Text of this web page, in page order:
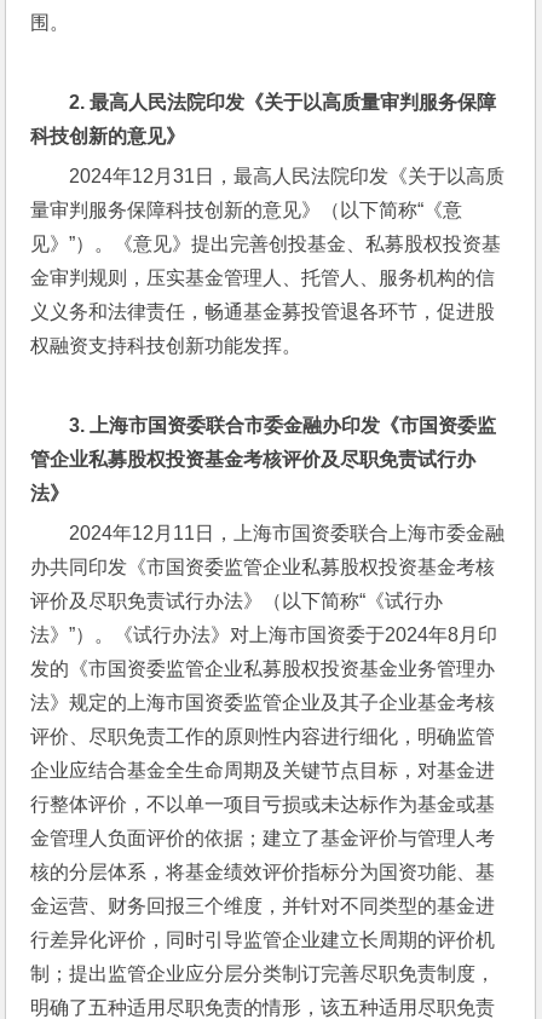
围。
2. 最高人民法院印发《关于以高质量审判服务保障
科技创新的意见》
2024年12月31日，最高人民法院印发《关于以高质
量审判服务保障科技创新的意见》（以下简称“《意
见》”）。《意见》提出完善创投基金、私募股权投资基
金审判规则，压实基金管理人、托管人、服务机构的信
义义务和法律责任，畅通基金募投管退各环节，促进股
权融资支持科技创新功能发挥。
3.
上海市国资委联合市委金融办印发《市国资委监
管企业私募股权投资基金考核评价及尽职免责试行办
法》
2024年12月11日，上海市国资委联合上海市委金融
办共同印发《市国资委监管企业私募股权投资基金考核
评价及尽职免责试行办法》（以下简称“《试行办
法》”）。《试行办法》对上海市国资委于2024年8月印
发的《市国资委监管企业私募股权投资基金业务管理办
法》规定的上海市国资委监管企业及其子企业基金考核
评价、尽职免责工作的原则性内容进行细化，明确监管
企业应结合基金全生命周期及关键节点目标，对基金进
行整体评价，不以单一项目亏损或未达标作为基金或基
金管理人负面评价的依据；建立了基金评价与管理人考
核的分层体系，将基金绩效评价指标分为国资功能、基
金运营、财务回报三个维度，并针对不同类型的基金进
行差异化评价，同时引导监管企业建立长周期的评价机
制；提出监管企业应分层分类制订完善尽职免责制度，
明确了五种适用尽职免责的情形，该五种适用尽职免责